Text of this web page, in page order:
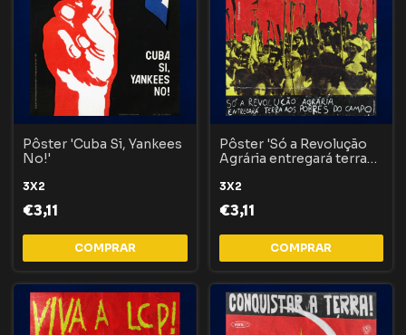
Pôster 'Cuba Si, Yankees
No!'
3X2
€3,11
COMPRAR
Pôster 'Só a Revolução
Agrária entregará terra
3X2
€3,11
COMPRAR